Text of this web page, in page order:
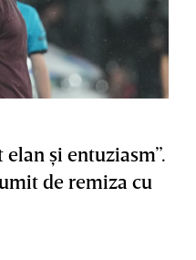
şi entuziasm”.
de remiza cu